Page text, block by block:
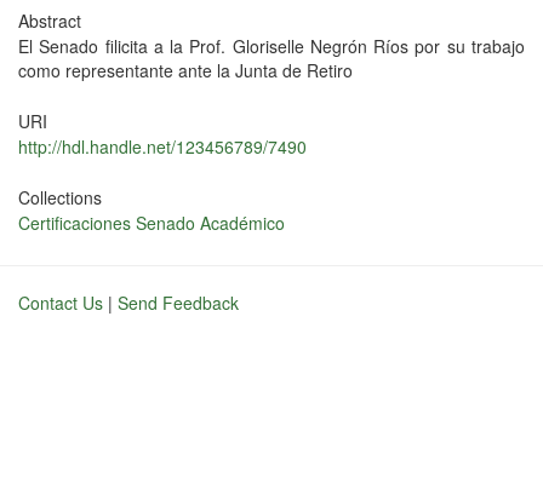
Abstract
El Senado filicita a la Prof. Gloriselle Negrón Ríos por su trabajo
como representante ante la Junta de Retiro
URI
http://hdl.handle.net/123456789/7490
Collections
Certificaciones Senado Académico
Contact Us | Send Feedback